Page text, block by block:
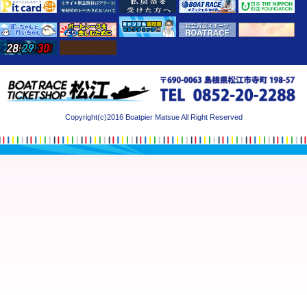
Copyright(c)2016 Boatpier Matsue All Right Reserved